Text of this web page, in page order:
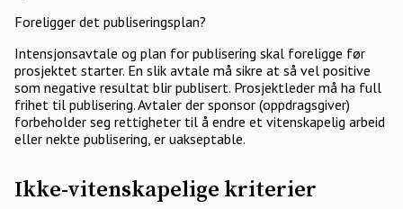
Foreligger det publiseringsplan?
Intensjonsavtale og plan for publisering skal foreligge før
prosjektet starter. En slik avtale må sikre at så vel positive
som negative resultat blir publisert. Prosjektleder må ha full
frihet til publisering. Avtaler der sponsor (oppdragsgiver)
forbeholder seg rettigheter til å endre et vitenskapelig arbeid
eller nekte publisering, er uakseptable.
Ikke-vitenskapelige kriterier